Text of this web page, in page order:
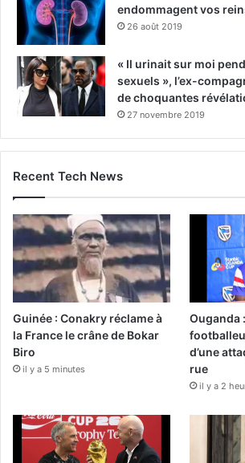
endommagent vos
26 août 2019
« Il urinait sur moi
sexuels », l’ex-
de choquantes
27 novembre 2019
Recent Tech News
Guinée : Conakry réclame à
la France le crâne de Bokar
Biro
il y a 5 minutes
Ouganda
d’une
rue
il y a 2